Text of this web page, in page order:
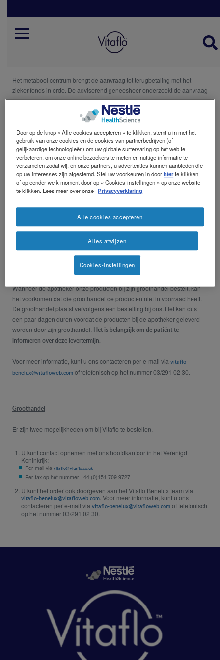
content
Mobile
belgie
Hoe bestellen?
Het metabool centrum brengt de aanvraag tot terugbetaling met het
ziekenfonds in orde. De adviserend geneesheer onderzoekt de aanvraag
en schrijft een machtiging uit indien hij de terugbetaling goedkeurt.
De behandelende arts schrijft een voorschrift voor de producten die de
patiënt nodig heeft.
De patiënt gaat met het voorschrift en machtiging naar de apotheker, die
de producten bij zijn/haar groothandel bestelt. Wanneer de groothandel
geen voorraad heeft van de producten, bestelt hij deze bij Vitaflo. Het kan
dus een paar dagen duren voordat de producten beschikbaar zullen zijn.
Het is belangrijk om steeds deze levertermijn in gedachten te houden.
Voor meer informatie, kunt u ons contacteren per e-mail viavitaflo-
Wanneer de apotheker onze producten bij zijn groothandel bestelt, kan
het voorkomen dat die groothandel de producten niet in voorraad heeft.
De groothandel plaatst vervolgens een bestelling bij ons. Het kan dus
een paar dagen duren voordat de producten bij de apotheker geleverd
worden door zijn groothandel. Het is belangrijk om de patiënt te
informeren over deze levertermijn.
Voor meer informatie, kunt u ons contacteren per e-mail via vitaflo-
benelux@vitafloweb.com of telefonisch op het nummer 03/291 02 30.
Groothandel
Er zijn twee mogelijkheden om bij Vitaflo te bestellen.
U kunt contact opnemen met ons hoofdkantoor in het Verenigd
Koninkrijk:
Per mail viavitaflo@vitaflo.co.uk
Per fax op het nummer +44 (0)151 709 9727
U kunt het order ook doorgeven aan het Vitaflo Benelux team via
vitaflo-benelux@vitafloweb.com . Voor meer informatie, kunt u ons
contacteren per e-mail viavitaflo-benelux@vitafloweb.com of telefonisch
op het nummer 03/291 02 30.
Door op de knop « Alle cookies accepteren » te klikken, stemt u in met het
gebruik van onze cookies en de cookies van partnerbedrijven (of
gelijkaardige technologieën) om uw globale surfervaring op het web te
verbeteren, om onze online bezoekers te meten en nuttige informatie te
verzamelen zodat wij, en onze partners, u advertenties kunnen aanbieden die
op uw interesses zijn afgestemd. Stel uw voorkeuren in doorhierte klikken
of op eender welk moment door op « Cookies-instellingen » op onze website
te klikken. Lees meer over onze Privacyverklaring
Alles afwijzen
Alle cookies accepteren
Cookies-instellingen